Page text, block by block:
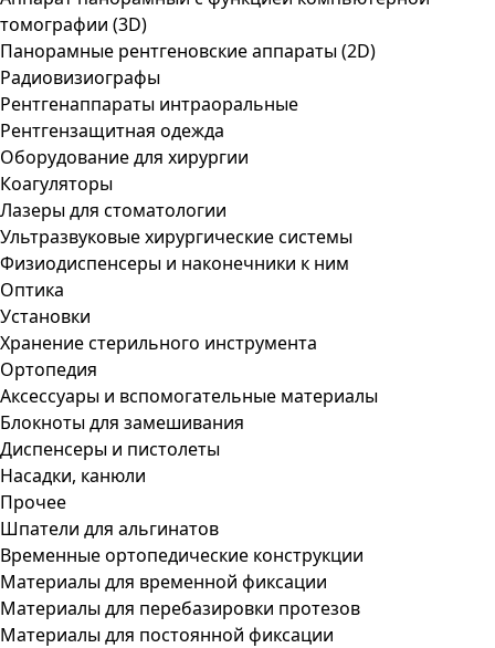
томографии (3D)
Панорамные рентгеновские аппараты (2D)
Радиовизиографы
Рентгенаппараты интраоральные
Рентгензащитная одежда
Оборудование для хирургии
Коагуляторы
Лазеры для стоматологии
Ультразвуковые хирургические системы
Физиодиспенсеры и наконечники к ним
Оптика
Установки
Хранение стерильного инструмента
Ортопедия
Аксессуары и вспомогательные материалы
Блокноты для замешивания
Диспенсеры и пистолеты
Насадки, канюли
Прочее
Шпатели для альгинатов
Временные ортопедические конструкции
Материалы для временной фиксации
Материалы для перебазировки протезов
Материалы для постоянной фиксации